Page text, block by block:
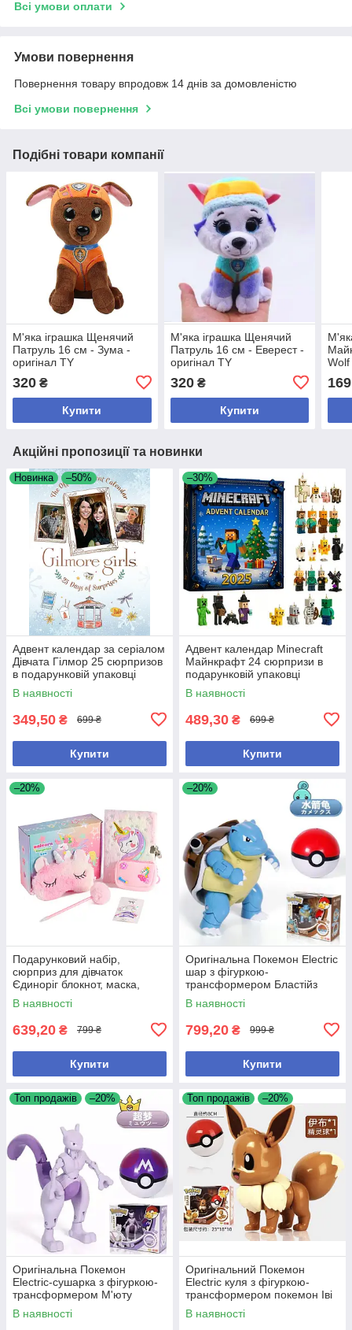
Всі умови оплати
Умови повернення
Повернення товару впродовж 14 днів за домовленістю
Всі умови повернення
Подібні товари компанії
М'яка іграшка Щенячий
Патруль 16 см - Зума -
оригінал TY
320 ₴
Купити
М'яка іграшка Щенячий
Патруль 16 см - Еверест -
оригінал TY
320₴
Купити
Wolf
169
Акційні пропозиції та новинки
Новинка –50%
Адвент календар за серіалом
Дівчата Гілмор 25 сюрпризов
в подарунковій упаковці
В наявності
349,50 ₴ 699 ₴
Купити
–30%
Адвент календар Minecraft
Майнкрафт 24 сюрпризи в
подарунковій упаковці
В наявності
489,30 ₴ 699 ₴
Купити
–20%
Подарунковий набір,
сюрприз для дівчаток
Єдиноріг блокнот, маска,
ручка, заколки, гаманець
В наявності
639,20 ₴ 799 ₴
Купити
–20%
Оригінальна Покемон Electric
шар з фігуркою-
трансформером Бластійз
В наявності
799,20 ₴ 999 ₴
Купити
Топ продажів –20%
Оригінальна Покемон
Electric-сушарка з фігуркою-
трансформером М'юту
В наявності
Топ продажів –20%
Оригінальний Покемон
Electric куля з фігуркою-
трансформером покемон Іві
пошкоджена коробка
В наявності